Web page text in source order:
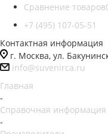
Сравнение товаров
+7 (495) 107-05-51
Контактная информация
г. Москва, ул.
info@suvenirca.ru
Главная
-
Справочная информация
-